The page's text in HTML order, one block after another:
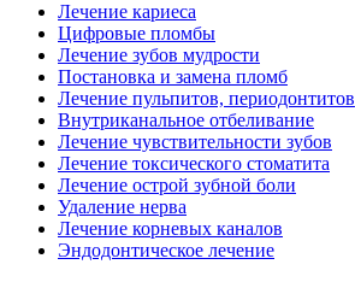
Лечение кариеса
Цифровые пломбы
Лечение зубов мудрости
Постановка и замена пломб
Лечение пульпитов, периодонтитов
Внутриканальное отбеливание
Лечение чувствительности зубов
Лечение токсического стоматита
Лечение острой зубной боли
Удаление нерва
Лечение корневых каналов
Эндодонтическое лечение